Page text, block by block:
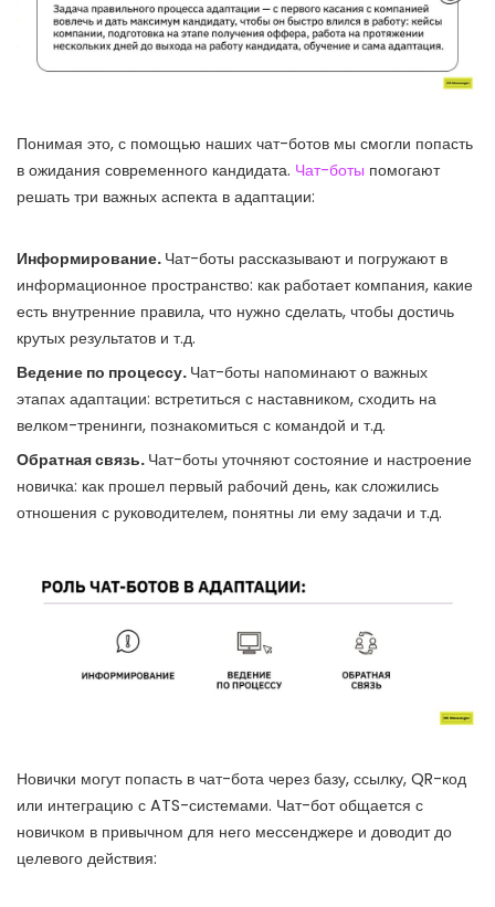
Понимая это, с помощью наших чат-ботов мы смогли попасть
в ожидания современного кандидата. Чат-боты помогают
решать три важных аспекта в адаптации:
Информирование. Чат-боты рассказывают и погружают в
информационное пространство: как работает компания, какие
есть внутренние правила, что нужно сделать, чтобы достичь
крутых результатов и т.д.
Ведение по процессу. Чат-боты напоминают о важных
этапах адаптации: встретиться с наставником, сходить на
велком-тренинги, познакомиться с командой и т.д.
Обратная связь. Чат-боты уточняют состояние и настроение
новичка: как прошел первый рабочий день, как сложились
отношения с руководителем, понятны ли ему задачи и т.д.
Новички могут попасть в чат-бота через базу, ссылку, QR-код
или интеграцию с ATS-системами. Чат-бот общается с
новичком в привычном для него мессенджере и доводит до
целевого действия: